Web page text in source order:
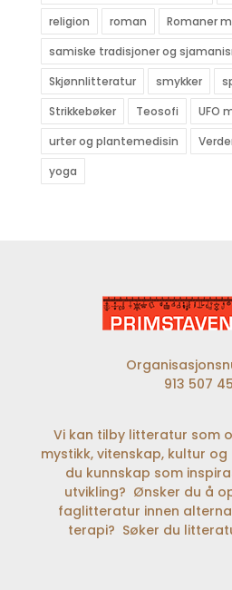
religion
roman
Romaner
samiske tradisjoner og
Skjønnlitteratur
smykker
Strikkebøker
Teosofi
UFO
urter og plantemedisin
yoga
913 507
Vi kan tilby litteratur som
mystikk, vitenskap, kultur og
du kunnskap som
utvikling? Ønsker du å
faglitteratur innen
terapi? Søker du